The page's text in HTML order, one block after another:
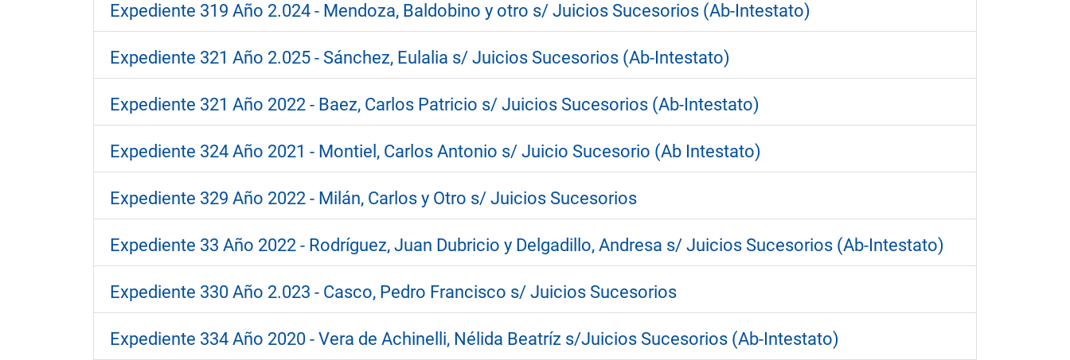
Expediente 319 Año 2.024 - Mendoza, Baldobino y otro s/ Juicios Sucesorios (Ab-Intestato)
Expediente 321 Año 2.025 - Sánchez, Eulalia s/ Juicios Sucesorios (Ab-Intestato)
Expediente 321 Año 2022 - Baez, Carlos Patricio s/ Juicios Sucesorios (Ab-Intestato)
Expediente 324 Año 2021 - Montiel, Carlos Antonio s/ Juicio Sucesorio (Ab Intestato)
Expediente 329 Año 2022 - Milán, Carlos y Otro s/ Juicios Sucesorios
Expediente 33 Año 2022 - Rodríguez, Juan Dubricio y Delgadillo, Andresa s/ Juicios Sucesorios (Ab-Intestato)
Expediente 330 Año 2.023 - Casco, Pedro Francisco s/ Juicios Sucesorios
Expediente 334 Año 2020 - Vera de Achinelli, Nélida Beatríz s/Juicios Sucesorios (Ab-Intestato)